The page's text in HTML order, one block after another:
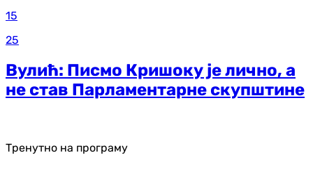
15
25
Вулић: Писмо Кришоку је лично, а
не став Парламентарне скупштине
Тренутно на програму